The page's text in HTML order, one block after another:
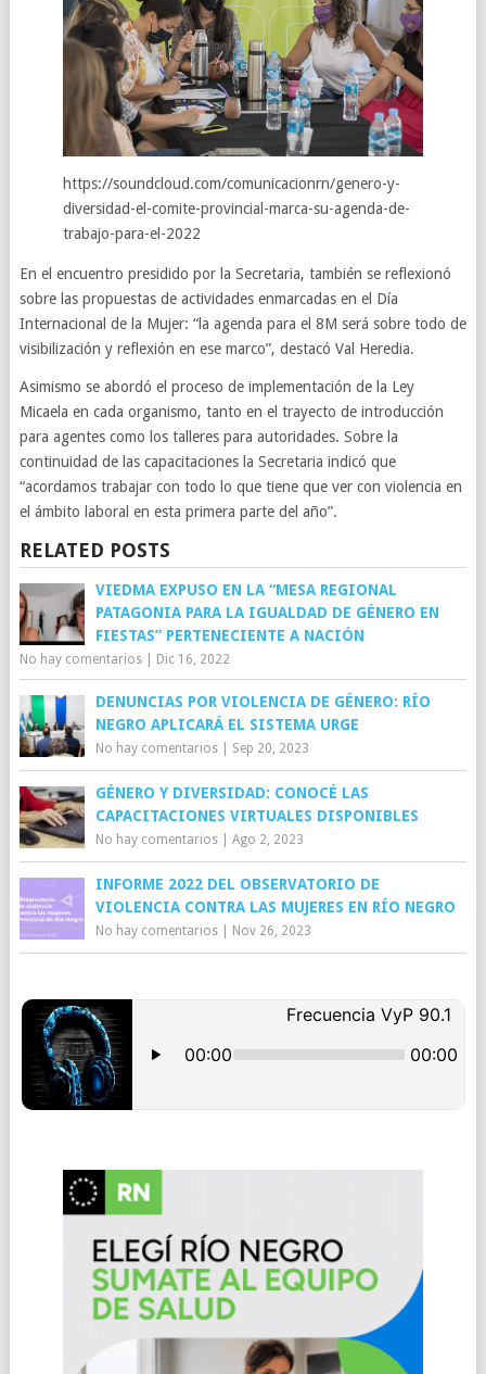
https://soundcloud.com/comunicacionrn/genero-y-
diversidad-el-comite-provincial-marca-su-agenda-de-
trabajo-para-el-2022
En el encuentro presidido por la Secretaria, también se reflexionó
sobre las propuestas de actividades enmarcadas en el Día
Internacional de la Mujer: “la agenda para el 8M será sobre todo de
visibilización y reflexión en ese marco”, destacó Val Heredia.
Asimismo se abordó el proceso de implementación de la Ley
Micaela en cada organismo, tanto en el trayecto de introducción
para agentes como los talleres para autoridades. Sobre la
continuidad de las capacitaciones la Secretaria indicó que
“acordamos trabajar con todo lo que tiene que ver con violencia en
el ámbito laboral en esta primera parte del año”.
RELATED POSTS
VIEDMA EXPUSO EN LA “MESA REGIONAL
PATAGONIA PARA LA IGUALDAD DE GÉNERO EN
FIESTAS” PERTENECIENTE A NACIÓN
No hay comentarios| Dic 16, 2022
DENUNCIAS POR VIOLENCIA DE GÉNERO: RÍO
NEGRO APLICARÁ EL SISTEMA URGE
No hay comentarios| Sep 20, 2023
GÉNERO Y DIVERSIDAD: CONOCÉ LAS
CAPACITACIONES VIRTUALES DISPONIBLES
No hay comentarios| Ago 2, 2023
INFORME 2022 DEL OBSERVATORIO DE
VIOLENCIA CONTRA LAS MUJERES EN RÍO NEGRO
No hay comentarios| Nov 26, 2023